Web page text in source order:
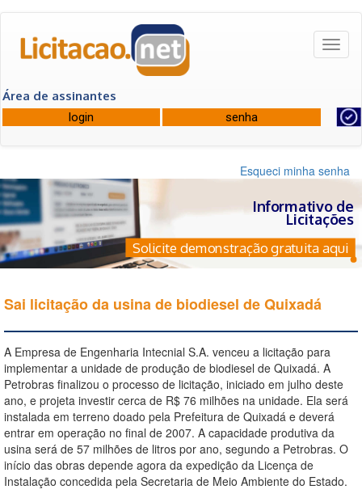
Área de assinantes
Esqueci minha senha
Informativo de
Licitações
Solicite demonstração gratuita aqui
Sai licitação da usina de biodiesel de Quixadá
A Empresa de Engenharia Intecnial S.A. venceu a licitação para
implementar a unidade de produção de biodiesel de Quixadá. A
Petrobras finalizou o processo de licitação, iniciado em julho deste
ano, e projeta investir cerca de R$ 76 milhões na unidade. Ela será
instalada em terreno doado pela Prefeitura de Quixadá e deverá
entrar em operação no final de 2007. A capacidade produtiva da
usina será de 57 milhões de litros por ano, segundo a Petrobras. O
início das obras depende agora da expedição da Licença de
Instalação concedida pela Secretaria de Meio Ambiente do Estado.